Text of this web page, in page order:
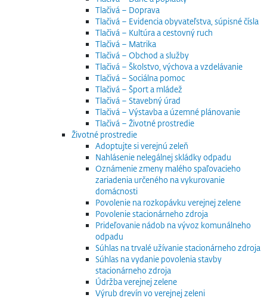
Tlačivá – Doprava
Tlačivá – Evidencia obyvateľstva, súpisné čísla
Tlačivá – Kultúra a cestovný ruch
Tlačivá – Matrika
Tlačivá – Obchod a služby
Tlačivá – Školstvo, výchova a vzdelávanie
Tlačivá – Sociálna pomoc
Tlačivá – Šport a mládež
Tlačivá – Stavebný úrad
Tlačivá – Výstavba a územné plánovanie
Tlačivá – Životné prostredie
Životné prostredie
Adoptujte si verejnú zeleň
Nahlásenie nelegálnej skládky odpadu
Oznámenie zmeny malého spaľovacieho
zariadenia určeného na vykurovanie
domácnosti
Povolenie na rozkopávku verejnej zelene
Povolenie stacionárneho zdroja
Prideľovanie nádob na vývoz komunálneho
odpadu
Súhlas na trvalé užívanie stacionárneho zdroja
Súhlas na vydanie povolenia stavby
stacionárneho zdroja
Údržba verejnej zelene
Výrub drevín vo verejnej zeleni